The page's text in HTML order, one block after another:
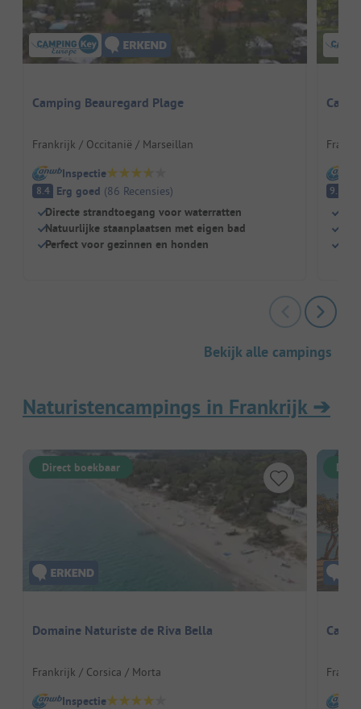
Camping Beauregard Plage
Frankrijk / Occitanië / Marseillan
Inspectie
8.4 Erg goed (86 Recensies)
Directe strandtoegang voor waterratten
Natuurlijke staanplaatsen met eigen bad
Perfect voor gezinnen en honden
9.2
Bekijk alle campings
Naturistencampings in Frankrijk➔
Direct boekbaar
Domaine Naturiste de Riva Bella
Frankrijk / Corsica / Morta
Inspectie